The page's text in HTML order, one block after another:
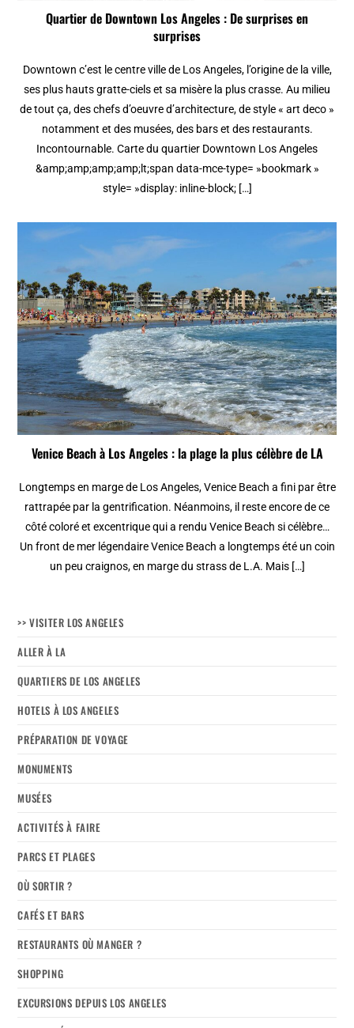
Quartier de Downtown Los Angeles : De surprises en
surprises
Downtown c’est le centre ville de Los Angeles, l’origine de la ville,
ses plus hauts gratte-ciels et sa misère la plus crasse. Au milieu
de tout ça, des chefs d’oeuvre d’architecture, de style « art deco »
notamment et des musées, des bars et des restaurants.
Incontournable. Carte du quartier Downtown Los Angeles
&amp;amp;amp;amp;lt;span data-mce-type= »bookmark »
style= »display: inline-block; […]
Venice Beach à Los Angeles : la plage la plus célèbre de LA
Longtemps en marge de Los Angeles, Venice Beach a fini par être
rattrapée par la gentrification. Néanmoins, il reste encore de ce
côté coloré et excentrique qui a rendu Venice Beach si célèbre…
Un front de mer légendaire Venice Beach a longtemps été un coin
un peu craignos, en marge du strass de L.A. Mais […]
>> VISITER LOS ANGELES
ALLER À LA
QUARTIERS DE LOS ANGELES
HOTELS À LOS ANGELES
PRÉPARATION DE VOYAGE
MONUMENTS
MUSÉES
ACTIVITÉS À FAIRE
PARCS ET PLAGES
OÙ SORTIR ?
CAFÉS ET BARS
RESTAURANTS OÙ MANGER ?
SHOPPING
EXCURSIONS DEPUIS LOS ANGELES